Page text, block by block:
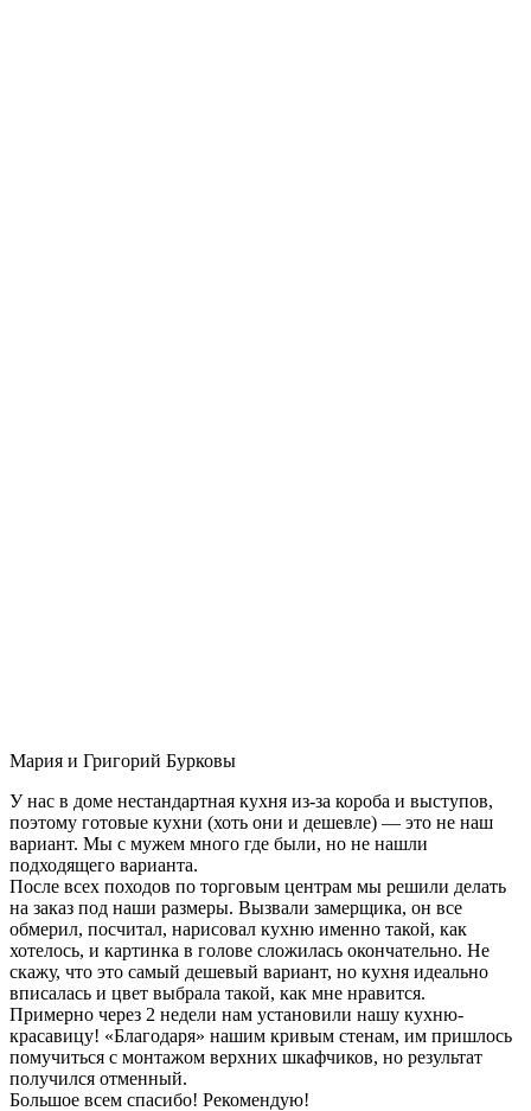
Мария и Григорий Бурковы
У нас в доме нестандартная кухня из-за короба и выступов,
поэтому готовые кухни (хоть они и дешевле) — это не наш
вариант. Мы с мужем много где были, но не нашли
подходящего варианта.
После всех походов по торговым центрам мы решили делать
на заказ под наши размеры. Вызвали замерщика, он все
обмерил, посчитал, нарисовал кухню именно такой, как
хотелось, и картинка в голове сложилась окончательно. Не
скажу, что это самый дешевый вариант, но кухня идеально
вписалась и цвет выбрала такой, как мне нравится.
Примерно через 2 недели нам установили нашу кухню-
красавицу! «Благодаря» нашим кривым стенам, им пришлось
помучиться с монтажом верхних шкафчиков, но результат
получился отменный.
Большое всем спасибо! Рекомендую!